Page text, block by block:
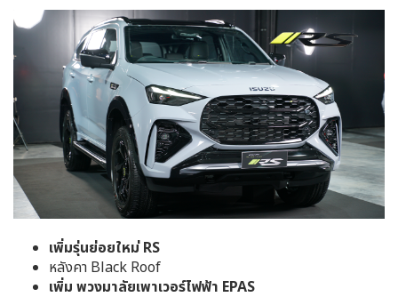
เพิ่มรุ่นย่อยใหม่ RS
หลังคา Black Roof
เพิ่ม พวงมาลัยเพาเวอร์ไฟฟ้า EPAS